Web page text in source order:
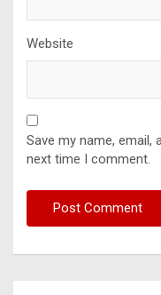
Website
Save my name,
next time I comment.